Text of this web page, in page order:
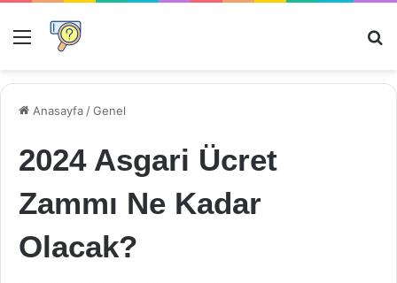
Menü
Anasayfa /Genel
2024 Asgari Ücret
Zammı Ne Kadar
Olacak?